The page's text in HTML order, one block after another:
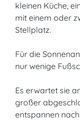
kleinen Küche,
mit einem oder
Stellplatz.
Für die
nur wenige
Es erwartet sie
großer
entspannen